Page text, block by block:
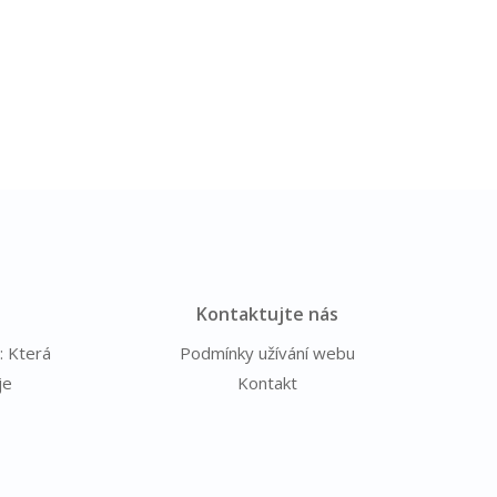
Která
Kontaktujte nás
Podmínky užívání webu
Kontakt